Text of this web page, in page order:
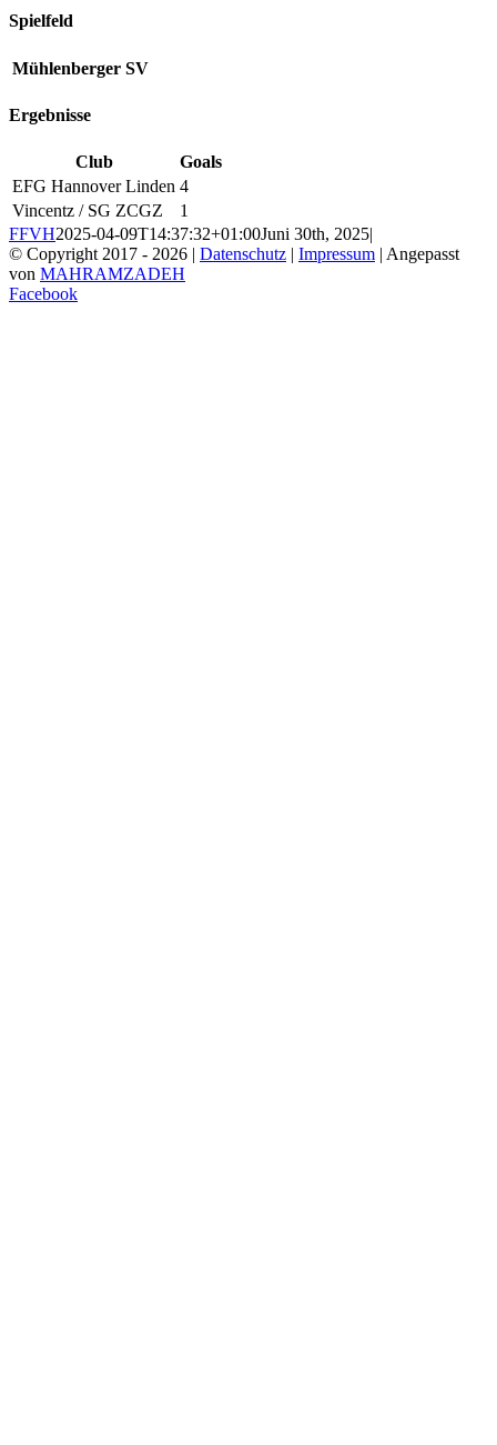
Spielfeld
Mühlenberger SV
Ergebnisse
Club
Goals
EFG Hannover Linden 4
Vincentz / SG ZCGZ
1
FFVH2025-04-09T14:37:32+01:00Juni 30th, 2025|
© Copyright 2017 - 2026 | Datenschutz | Impressum | Angepasst
von MAHRAMZADEH
Facebook